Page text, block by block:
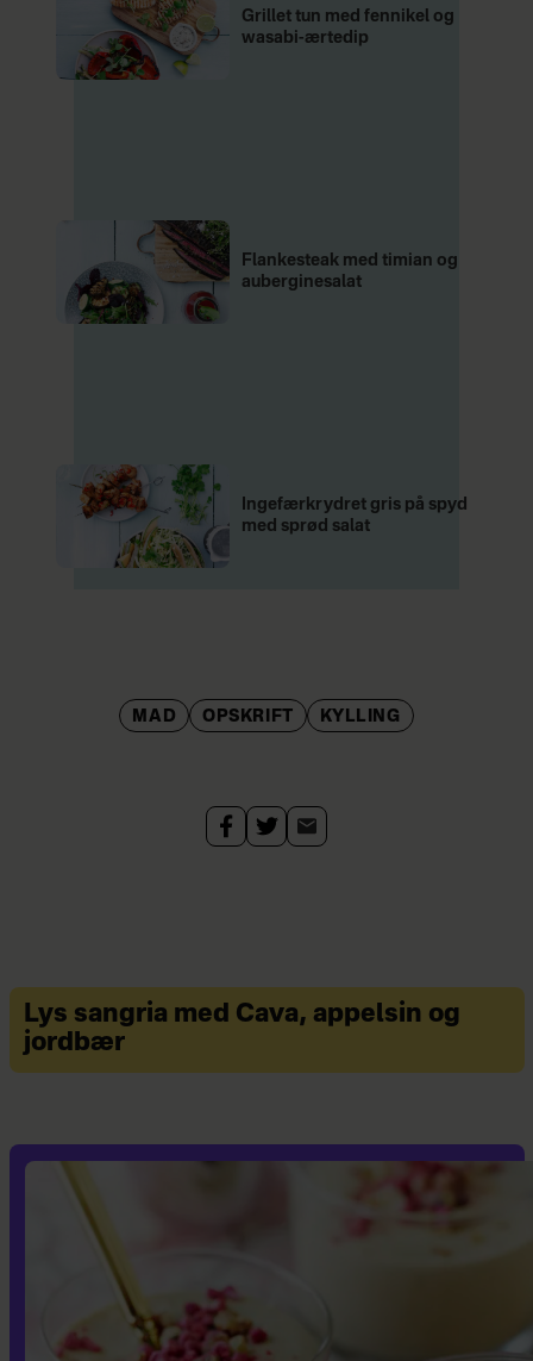
Grillet tun med fennikel og
wasabi-ærtedip
Flankesteak med timian og
auberginesalat
Ingefærkrydret gris på spyd
med sprød salat
MAD OPSKRIFT KYLLING
Lys sangria med Cava, appelsin og
jordbær